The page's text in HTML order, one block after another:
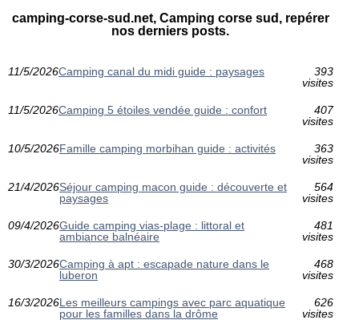
camping-corse-sud.net, Camping corse sud, repérer
nos derniers posts.
11/5/2026Camping canal du midi guide : paysages
393
visites
11/5/2026Camping 5 étoiles vendée guide : confort
407
visites
10/5/2026Famille camping morbihan guide : activités
363
visites
21/4/2026Séjour camping macon guide : découverte et
paysages
564
visites
09/4/2026Guide camping vias-plage : littoral et
ambiance balnéaire
481
visites
30/3/2026Camping à apt : escapade nature dans le
luberon
468
visites
16/3/2026Les meilleurs campings avec parc aquatique
pour les familles dans la drôme
626
visites